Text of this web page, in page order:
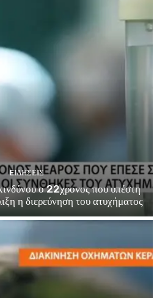
EΙΔΗΣΕΙΣ
ο 22χρονος που υπέστη
η διερεύνηση του ατυχήματος